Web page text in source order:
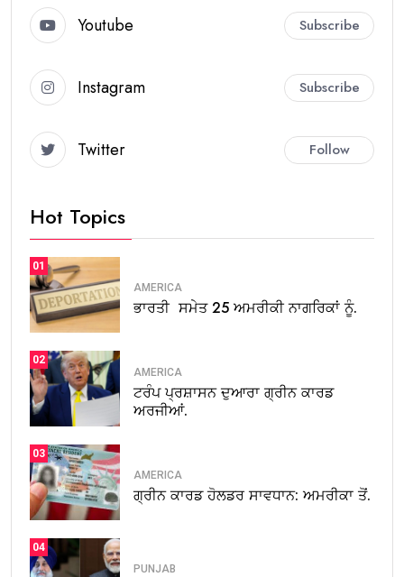
Youtube Subscribe
Instagram Subscribe
Twitter Follow
Hot Topics
01
AMERICA
ਭਾਰਤੀ ਸਮੇਤ 25 ਅਮਰੀਕੀ ਨਾਗਰਿਕਾਂ ਨੂੰ.
02
AMERICA
ਟਰੰਪ ਪ੍ਰਸ਼ਾਸਨ ਦੁਆਰਾ ਗ੍ਰੀਨ ਕਾਰਡ
ਅਰਜੀਆਂ.
03
AMERICA
ਗ੍ਰੀਨ ਕਾਰਡ ਹੋਲਡਰ ਸਾਵਧਾਨ: ਅਮਰੀਕਾ ਤੋਂ.
04
PUNJAB